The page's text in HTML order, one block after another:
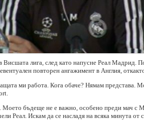
Висшата лига, след като напусне Реал Мадрид.
повторен ангажимент в Англия,
ми работа. Кога обаче? Нямам представа.
Моето бъдеще не е важно, особено преди мач с
Реал. Искам да се насладя на всяка минута